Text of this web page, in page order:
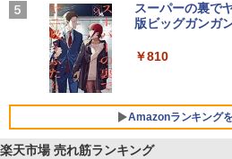
￥1,964
リング ANC 36
￥3,480
BUGS LIFE
コカ・コーラ や
スーパーの裏で
版ビッグガンガ
￥810
Amazonランキング
楽天市場 売れ筋ランキング